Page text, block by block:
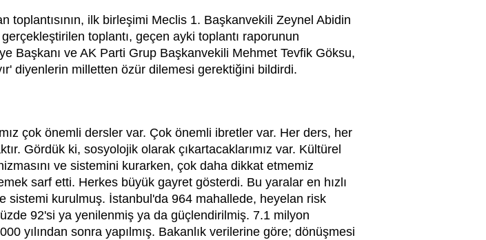
ilk birleşimi Meclis 1. Başkanvekili Zeynel Abidin
toplantı, geçen ayki toplantı raporunun
Başkanı ve AK Parti Grup Başkanvekili Mehmet Tevfik Göksu,
diyenlerin milletten özür dilemesi gerektiğini bildirdi.
çok önemli dersler var. Çok önemli ibretler var. Her ders, her
Gördük ki, sosyolojik olarak çıkartacaklarımız var. Kültürel
ve sistemini kurarken, çok daha dikkat etmemiz
sarf etti. Herkes büyük gayret gösterdi. Bu yaralar en hızlı
sistemi kurulmuş. İstanbul'da 964 mahallede, heyelan risk
92'si ya yenilenmiş ya da güçlendirilmiş. 7.1 milyon
yılından sonra yapılmış. Bakanlık verilerine göre; dönüşmesi